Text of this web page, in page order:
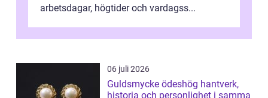
arbetsdagar, högtider och vardagss...
06 juli 2026
Guldsmycke ödeshög hantverk,
historia och personlighet i samma